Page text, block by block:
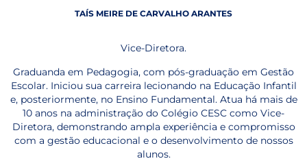
TAÍS MEIRE DE CARVALHO ARANTES
Vice-Diretora.
Graduanda em Pedagogia, com pós-graduação em Gestão
Escolar. Iniciou sua carreira lecionando na Educação Infantil
e, posteriormente, no Ensino Fundamental. Atua há mais de
10 anos na administração do Colégio CESC como Vice-
Diretora, demonstrando ampla experiência e compromisso
com a gestão educacional e o desenvolvimento de nossos
alunos.